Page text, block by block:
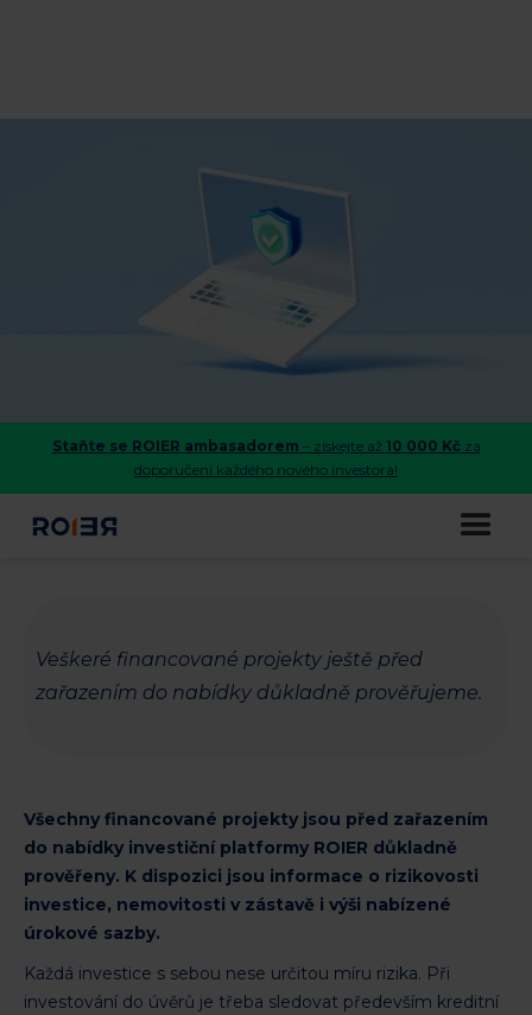
Staňte se ROIER ambasadorem – získejte až 10 000 Kčza
doporučení každého nového investora!
Jsou investice do úvěrů
bezpečné?
Veškeré financované projekty ještě před
zařazením do nabídky důkladně prověřujeme.
Všechny financované projekty jsou před zařazením
do nabídky investiční platformy ROIER důkladně
prověřeny. K dispozici jsou informace o rizikovosti
investice, nemovitosti v zástavě i výši nabízené
úrokové sazby.
Každá investice s sebou nese určitou míru rizika. Při
investování do úvěrů je třeba sledovat především kreditní